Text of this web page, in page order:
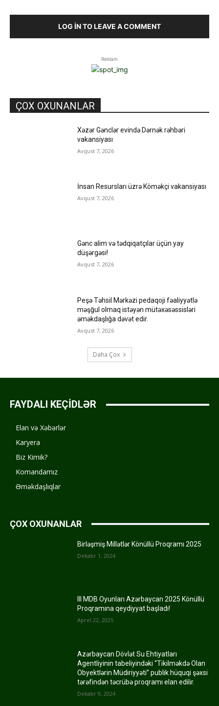
LOG IN TO LEAVE A COMMENT
Reklam
ÇOX OXUNANLAR
Xəzər Gənclər evində Dərnək rəhbəri
vakansiyası
Avqust 7, 2026
İnsan Resursları üzrə Köməkçi vakansiyası
Avqust 7, 2026
Gənc alim və tədqiqatçılar üçün yay
düşərgəsi!
Avqust 7, 2026
Peşə Təhsil Mərkəzi pedaqoji fəaliyyətlə
məşğul olmaq istəyən mütəxəsəssisləri
əməkdaşlığa dəvət edir.
Avqust 7, 2026
Daha Çox
FAYDALI KEÇİDLƏR
Elan və Xəbərlər
Karyera
Biz Kimik?
Komandamız
Əməkdaşlıqlar
ÇOX OXUNANLAR
Birləşmiş Millətlər Könüllü Proqramı 2025
Dekabr 1, 2024
III MDB Oyunları Azərbaycan 2025 Könüllü
Proqramına qeydiyyat başladı!
Aprel 22, 2025
Azərbaycan Dövlət Su Ehtiyatları
Agentliyinin tabeliyindəki “Tikilməkdə Olan
Obyektlərin Müdiriyyəti” publik hüquqi şəxsi
tərəfindən təcrübə proqramı elan edilir.
Dekabr 9, 2024